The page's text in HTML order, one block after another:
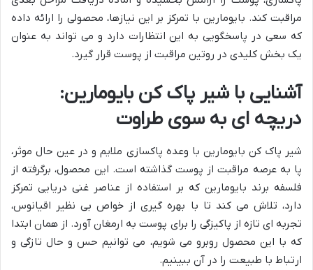
مراقبت کند. بایومارین با تمرکز بر این نیازها، محصولی را ارائه داده
که سعی در پاسخگویی به این انتظارات دارد و می تواند به عنوان
یک بخش کلیدی در روتین مراقبت از پوست قرار گیرد.
آشنایی با شیر پاک کن بایومارین:
دریچه ای به سوی طراوت
شیر پاک کن بایومارین با وعده پاکسازی ملایم و در عین حال موثر،
پا به عرصه مراقبت از پوست گذاشته است. این محصول، برگرفته از
فلسفه برند بایومارین که بر استفاده از عناصر غنی دریایی تمرکز
دارد، تلاش می کند تا با بهره گیری از خواص بی نظیر اقیانوس،
تجربه ای تازه از پاکیزگی را برای پوست به ارمغان آورد. از همان ابتدا
که با این محصول روبرو می شویم، می توانیم حس و حال تازگی و
ارتباط با طبیعت را در آن ببینیم.